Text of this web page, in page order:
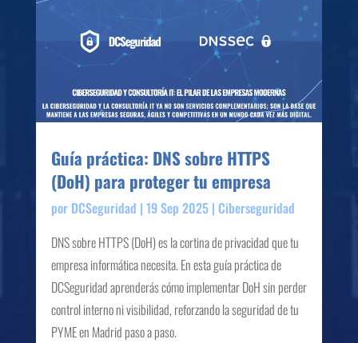
Guía práctica: DNS sobre HTTPS
(DoH) para proteger tu empresa
por DCSeguridad | 19 Sep 2025| Ciberseguridad
DNS sobre HTTPS (DoH) es la cortina de privacidad que tu
empresa informática necesita. En esta guía práctica de
DCSeguridad aprenderás cómo implementar DoH sin perder
control interno ni visibilidad, reforzando la seguridad de tu
PYME en Madrid paso a paso.